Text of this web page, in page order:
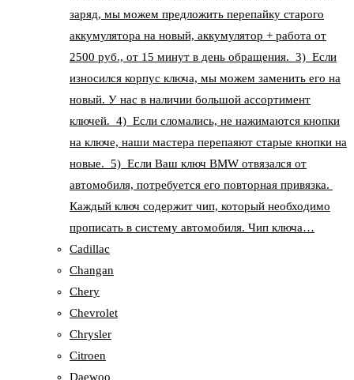
заряд, мы можем предложить перепайку старого
аккумулятора на новый, аккумулятор + работа от
2500 руб., от 15 минут в день обращения. 3) Если
износился корпус ключа, мы можем заменить его на
новый. У нас в наличии большой ассортимент
ключей. 4) Если сломались, не нажимаются кнопки
на ключе, наши мастера перепаяют старые кнопки на
новые. 5) Если Ваш ключ BMW отвязался от
автомобиля, потребуется его повторная привязка.
Каждый ключ содержит чип, который необходимо
прописать в систему автомобиля. Чип ключа…
Cadillac
Changan
Chery
Chevrolet
Chrysler
Citroen
Daewoo